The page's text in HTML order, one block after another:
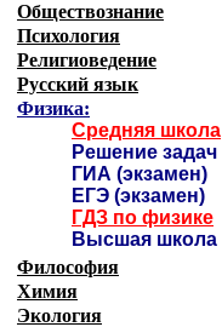
Обществознание
Психология
Религиоведение
Русский язык
Физика:
Средняя школа
Решение задач
ГИА (экзамен)
ЕГЭ (экзамен)
ГДЗ по физике
Высшая школа
Философия
Химия
Экология